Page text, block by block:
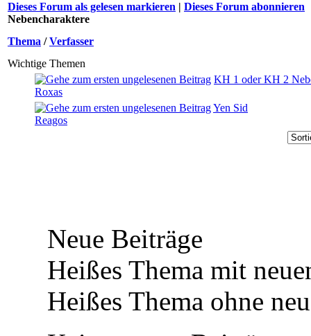
Dieses Forum als gelesen markieren | Dieses Forum abonnieren
Nebencharaktere
Thema /Verfasser
Wichtige Themen
KH 1 oder KH 2
Roxas
Yen Sid
Reagos
Neue Beiträge
Heißes Thema mit
Heißes Thema ohne